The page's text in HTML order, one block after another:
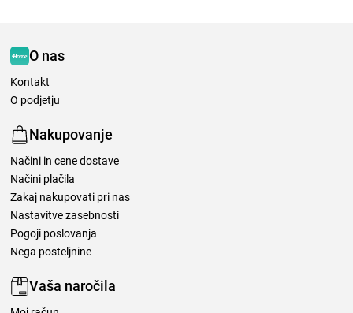
O nas
Kontakt
O podjetju
Nakupovanje
Načini in cene dostave
Načini plačila
Zakaj nakupovati pri nas
Nastavitve zasebnosti
Pogoji poslovanja
Nega posteljnine
Vaša naročila